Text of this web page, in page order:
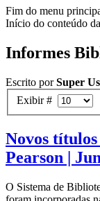
Fim do menu
Início do conteúdo
Informes
Escrito porSuper
Exibir #
Novos
Pearson |
O Sistema de